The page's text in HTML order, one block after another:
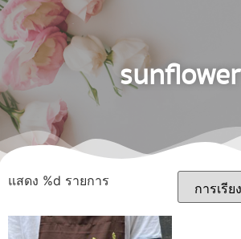
sunflower
แสดง %d รายการ